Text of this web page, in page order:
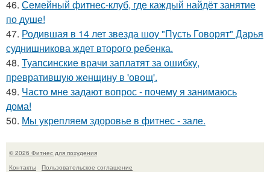
46. Семейный фитнес-клуб, где каждый найдёт занятие
по душе!
47. Родившая в 14 лет звезда шоу "Пусть Говорят" Дарья
суднишникова ждет второго ребенка.
48. Туапсинские врачи заплатят за ошибку,
превратившую женщину в 'овощ'.
49. Часто мне задают вопрос - почему я занимаюсь
дома!
50. Мы укрепляем здоровье в фитнес - зале.
© 2026 Фитнес для похудения
Контакты
Пользовательское соглашение